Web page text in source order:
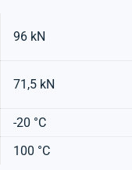
96 kN
71,5 kN
-20 °C
100 °C